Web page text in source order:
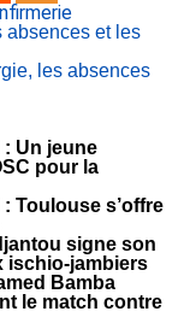
absences et les
les absences
: Un jeune
pour la
Toulouse s’offre
signe son
ischio-jambiers
Bamba
le match contre